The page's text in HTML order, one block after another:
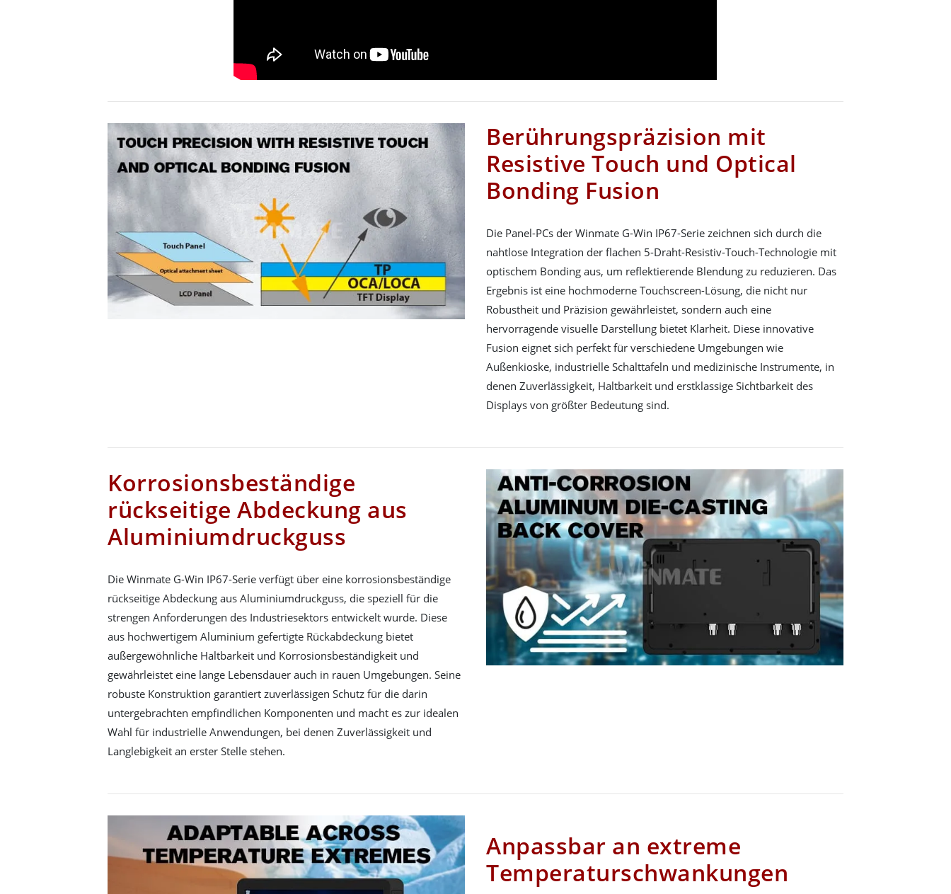
Berührungspräzision mit
Resistive Touch und Optical
Bonding Fusion
Die Panel-PCs der Winmate G-Win IP67-Serie zeichnen sich durch die
nahtlose Integration der flachen 5-Draht-Resistiv-Touch-Technologie mit
optischem Bonding aus, um reflektierende Blendung zu reduzieren. Das
Ergebnis ist eine hochmoderne Touchscreen-Lösung, die nicht nur
Robustheit und Präzision gewährleistet, sondern auch eine
hervorragende visuelle Darstellung bietet Klarheit. Diese innovative
Fusion eignet sich perfekt für verschiedene Umgebungen wie
Außenkioske, industrielle Schalttafeln und medizinische Instrumente, in
denen Zuverlässigkeit, Haltbarkeit und erstklassige Sichtbarkeit des
Displays von größter Bedeutung sind.
Korrosionsbeständige
rückseitige Abdeckung aus
Aluminiumdruckguss
Die Winmate G-Win IP67-Serie verfügt über eine korrosionsbeständige
rückseitige Abdeckung aus Aluminiumdruckguss, die speziell für die
strengen Anforderungen des Industriesektors entwickelt wurde. Diese
aus hochwertigem Aluminium gefertigte Rückabdeckung bietet
außergewöhnliche Haltbarkeit und Korrosionsbeständigkeit und
gewährleistet eine lange Lebensdauer auch in rauen Umgebungen. Seine
robuste Konstruktion garantiert zuverlässigen Schutz für die darin
untergebrachten empfindlichen Komponenten und macht es zur idealen
Wahl für industrielle Anwendungen, bei denen Zuverlässigkeit und
Langlebigkeit an erster Stelle stehen.
Anpassbar an extreme
Temperaturschwankungen